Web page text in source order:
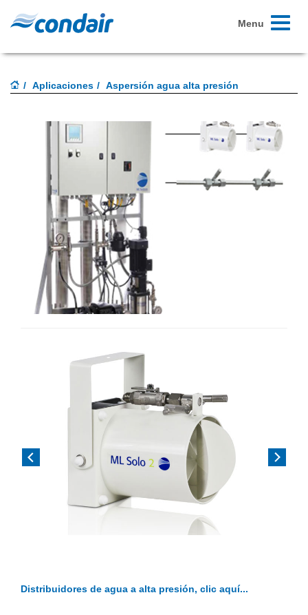
Toggle
Menu
Aplicaciones Aspersión agua alta presión
Distribuidores de agua a alta presión, clic aquí...